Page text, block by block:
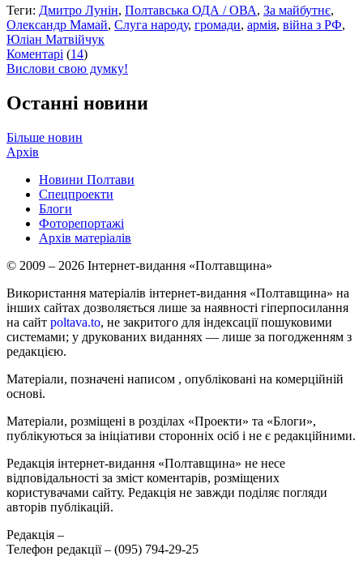
Теги: Дмитро Лунін, Полтавська ОДА / ОВА, За майбутнє,
Олександр Мамай, Слуга народу, громади, армія, війна з РФ,
Юліан Матвійчук
Коментарі (14)
Вислови свою думку!
Останні новини
Більше новин
Архів
Новини Полтави
Спецпроекти
Блоги
Фоторепортажі
Архів матеріалів
© 2009 – 2026 Інтернет-видання «Полтавщина»
Використання матеріалів інтернет-видання «Полтавщина» на
інших сайтах дозволяється лише за наявності гіперпосилання
на сайт poltava.to, не закритого для індексації пошуковими
системами; у друкованих виданнях — лише за погодженням з
редакцією.
Матеріали, позначені написом , опубліковані на комерційній
основі.
Матеріали, розміщені в розділах «Проекти» та «Блоги»,
публікуються за ініціативи сторонніх осіб і не є редакційними.
Редакція інтернет-видання «Полтавщина» не несе
відповідальності за зміст коментарів, розміщених
користувачами сайту. Редакція не завжди поділяє погляди
авторів публікацій.
Редакція –
Телефон редакції – (095) 794-29-25